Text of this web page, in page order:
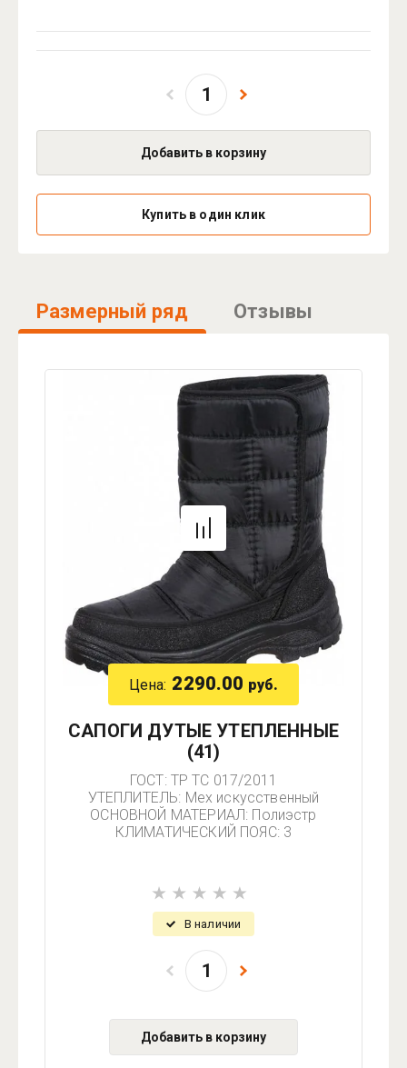
Добавить в корзину
Купить в один клик
Размерный ряд Отзывы
Цена: 2290.00 руб.
САПОГИ ДУТЫЕ УТЕПЛЕННЫЕ
(41)
ГОСТ: ТР ТС 017/2011
УТЕПЛИТЕЛЬ: Мех искусственный
ОСНОВНОЙ МАТЕРИАЛ: Полиэстр
КЛИМАТИЧЕСКИЙ ПОЯС: 3
В наличии
Добавить в корзину